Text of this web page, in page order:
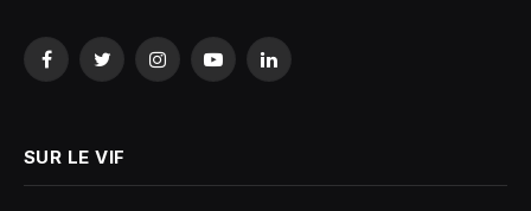
FacebookTwitterInstagramYouTubeLinkedIn
SUR LE VIF